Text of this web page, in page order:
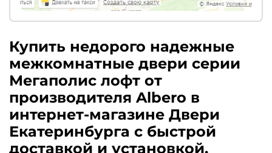
Купить недорого надежные
межкомнатные двери серии
Мегаполис лофт от
производителя Albero в
интернет-магазине Двери
Екатеринбурга с быстрой
доставкой и установкой.